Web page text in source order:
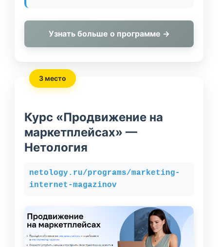
Узнать больше о программе →
3 место
Курс «Продвижение на
маркетплейсах» —
Нетология
netology.ru/programs/marketing-
internet-magazinov